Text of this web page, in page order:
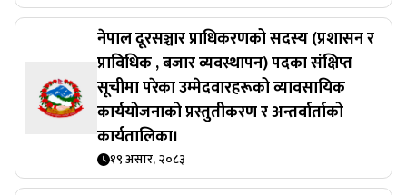
नेपाल दूरसञ्चार प्राधिकरणको सदस्य (प्रशासन र
प्राविधिक , बजार व्यवस्थापन) पदका संक्षिप्त
सूचीमा परेका उम्मेदवारहरूको व्यावसायिक
कार्ययोजनाको प्रस्तुतीकरण र अन्तर्वार्ताको
कार्यतालिका।
१९ असार, २०८३